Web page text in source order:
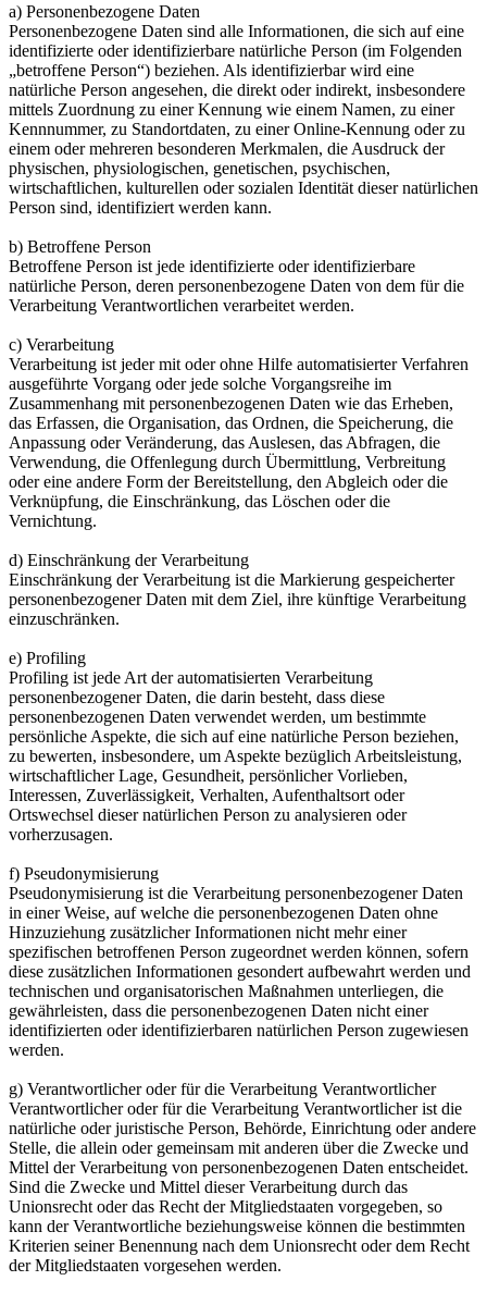
a) Personenbezogene Daten
Personenbezogene Daten sind alle Informationen, die sich auf eine
identifizierte oder identifizierbare natürliche Person (im Folgenden
„betroffene Person“) beziehen. Als identifizierbar wird eine
natürliche Person angesehen, die direkt oder indirekt, insbesondere
mittels Zuordnung zu einer Kennung wie einem Namen, zu einer
Kennnummer, zu Standortdaten, zu einer Online-Kennung oder zu
einem oder mehreren besonderen Merkmalen, die Ausdruck der
physischen, physiologischen, genetischen, psychischen,
wirtschaftlichen, kulturellen oder sozialen Identität dieser natürlichen
Person sind, identifiziert werden kann.
b) Betroffene Person
Betroffene Person ist jede identifizierte oder identifizierbare
natürliche Person, deren personenbezogene Daten von dem für die
Verarbeitung Verantwortlichen verarbeitet werden.
c) Verarbeitung
Verarbeitung ist jeder mit oder ohne Hilfe automatisierter Verfahren
ausgeführte Vorgang oder jede solche Vorgangsreihe im
Zusammenhang mit personenbezogenen Daten wie das Erheben,
das Erfassen, die Organisation, das Ordnen, die Speicherung, die
Anpassung oder Veränderung, das Auslesen, das Abfragen, die
Verwendung, die Offenlegung durch Übermittlung, Verbreitung
oder eine andere Form der Bereitstellung, den Abgleich oder die
Verknüpfung, die Einschränkung, das Löschen oder die
Vernichtung.
d) Einschränkung der Verarbeitung
Einschränkung der Verarbeitung ist die Markierung gespeicherter
personenbezogener Daten mit dem Ziel, ihre künftige Verarbeitung
einzuschränken.
e) Profiling
Profiling ist jede Art der automatisierten Verarbeitung
personenbezogener Daten, die darin besteht, dass diese
personenbezogenen Daten verwendet werden, um bestimmte
persönliche Aspekte, die sich auf eine natürliche Person beziehen,
zu bewerten, insbesondere, um Aspekte bezüglich Arbeitsleistung,
wirtschaftlicher Lage, Gesundheit, persönlicher Vorlieben,
Interessen, Zuverlässigkeit, Verhalten, Aufenthaltsort oder
Ortswechsel dieser natürlichen Person zu analysieren oder
vorherzusagen.
f) Pseudonymisierung
Pseudonymisierung ist die Verarbeitung personenbezogener Daten
in einer Weise, auf welche die personenbezogenen Daten ohne
Hinzuziehung zusätzlicher Informationen nicht mehr einer
spezifischen betroffenen Person zugeordnet werden können, sofern
diese zusätzlichen Informationen gesondert aufbewahrt werden und
technischen und organisatorischen Maßnahmen unterliegen, die
gewährleisten, dass die personenbezogenen Daten nicht einer
identifizierten oder identifizierbaren natürlichen Person zugewiesen
werden.
g) Verantwortlicher oder für die Verarbeitung Verantwortlicher
Verantwortlicher oder für die Verarbeitung Verantwortlicher ist die
natürliche oder juristische Person, Behörde, Einrichtung oder andere
Stelle, die allein oder gemeinsam mit anderen über die Zwecke und
Mittel der Verarbeitung von personenbezogenen Daten entscheidet.
Sind die Zwecke und Mittel dieser Verarbeitung durch das
Unionsrecht oder das Recht der Mitgliedstaaten vorgegeben, so
kann der Verantwortliche beziehungsweise können die bestimmten
Kriterien seiner Benennung nach dem Unionsrecht oder dem Recht
der Mitgliedstaaten vorgesehen werden.